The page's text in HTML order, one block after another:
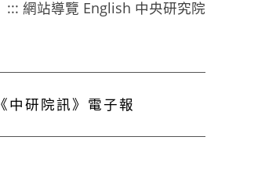
::: 網站導覽 English 中央研究院
《中研院訊》電子報